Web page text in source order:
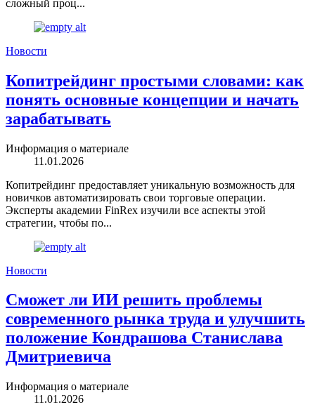
сложный проц...
Новости
Копитрейдинг простыми словами: как
понять основные концепции и начать
зарабатывать
Информация о материале
11.01.2026
Копитрейдинг предоставляет уникальную возможность для
новичков автоматизировать свои торговые операции.
Эксперты академии FinRex изучили все аспекты этой
стратегии, чтобы по...
Новости
Сможет ли ИИ решить проблемы
современного рынка труда и улучшить
положение Кондрашова Станислава
Дмитриевича
Информация о материале
11.01.2026